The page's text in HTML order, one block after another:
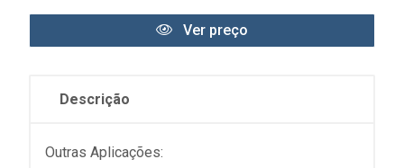
Ver preço
Descrição
Outras Aplicações: